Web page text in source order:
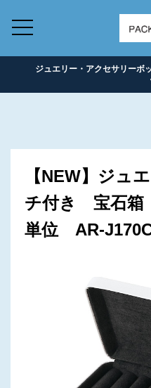
ジュエリー・アクセサリーボ
【NEW】ジュ
チ付き 宝石
単位 AR-